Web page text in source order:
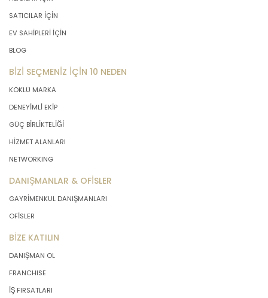
SATICILAR İÇİN
EV SAHİPLERİ İÇİN
BLOG
BİZİ SEÇMENİZ İÇİN 10 NEDEN
KÖKLÜ MARKA
DENEYİMLİ EKİP
GÜÇ BİRLİKTELİĞİ
HİZMET ALANLARI
NETWORKING
DANIŞMANLAR & OFİSLER
GAYRİMENKUL DANIŞMANLARI
OFİSLER
BİZE KATILIN
DANIŞMAN OL
FRANCHISE
İŞ FIRSATLARI